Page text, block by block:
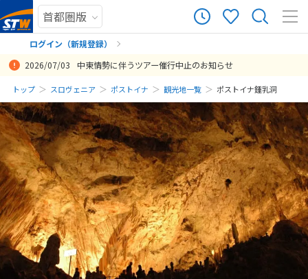
ログイン（新規登録）
まだ履歴がありません
まだ登録がありません
2026/07/03 中東情勢に伴うツアー催行中止のお知らせ
トップ スロヴェニア ポストイナ 観光地一覧 ポストイナ鍾乳洞